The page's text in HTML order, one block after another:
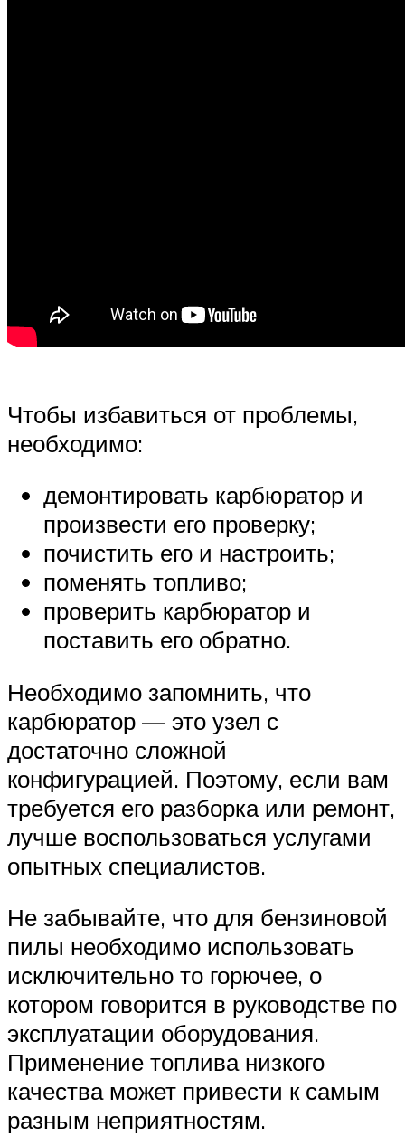
Чтобы избавиться от проблемы,
необходимо:
демонтировать карбюратор и
произвести его проверку;
почистить его и настроить;
поменять топливо;
проверить карбюратор и
поставить его обратно.
Необходимо запомнить, что
карбюратор — это узел с
достаточно сложной
конфигурацией. Поэтому, если вам
требуется его разборка или ремонт,
лучше воспользоваться услугами
опытных специалистов.
Не забывайте, что для бензиновой
пилы необходимо использовать
исключительно то горючее, о
котором говорится в руководстве по
эксплуатации оборудования.
Применение топлива низкого
качества может привести к самым
разным неприятностям.